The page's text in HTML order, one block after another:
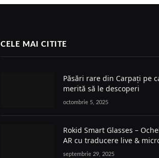
CELE MAI CITITE
Păsări rare din Carpați pe
merită să le descoperi
octombrie 5, 2025
Rokid Smart Glasses –
AR cu traducere live &
septembrie 29, 2025